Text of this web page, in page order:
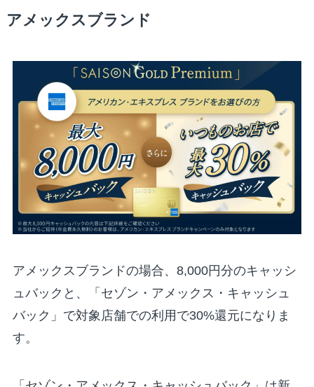
アメックスブランド
アメックスブランドの場合、8,000円分のキャッシ
ュバックと、「セゾン・アメックス・キャッシュ
バック」で対象店舗での利用で30%還元になりま
す。